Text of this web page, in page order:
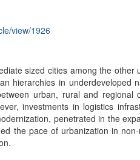
view/1926
sized cities among the other
hierarchies in underdeveloped
urban, rural and regional
investments in logistics
penetrated in the
the pace of urbanization in